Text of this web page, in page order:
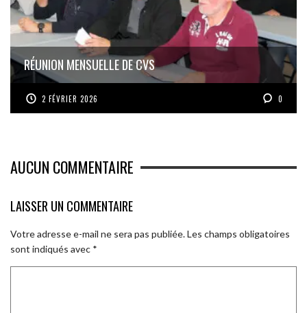
RÉUNION MENSUELLE DE CVS
2 FÉVRIER 2026 0
AUCUN COMMENTAIRE
LAISSER UN COMMENTAIRE
Votre adresse e-mail ne sera pas publiée.Les champs obligatoires
sont indiqués avec *